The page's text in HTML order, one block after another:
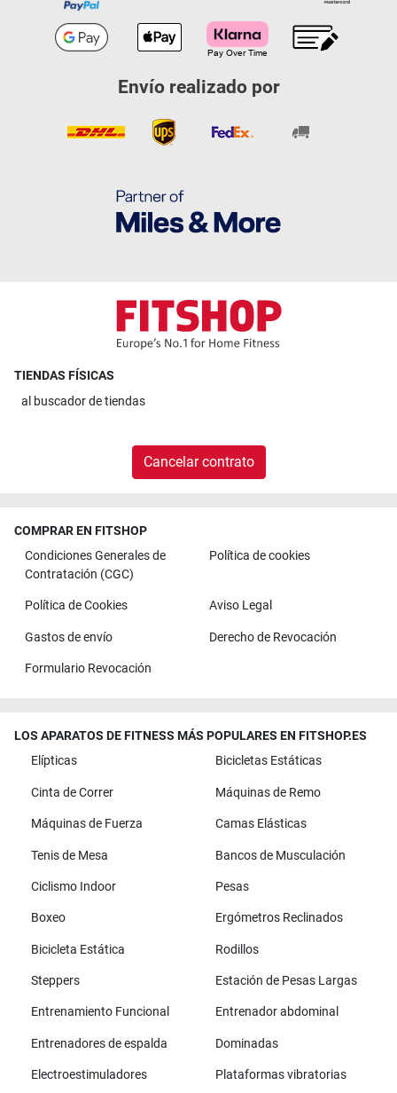
Envío realizado por
TIENDAS FÍSICAS
al buscador de tiendas
Cancelar contrato
COMPRAR EN FITSHOP
Condiciones Generales de
Contratación (CGC)
Política de cookies
Política de Cookies Aviso Legal
Gastos de envío Derecho de Revocación
Formulario Revocación
LOS APARATOS DE FITNESS MÁS POPULARES EN FITSHOP.ES
Elípticas
Bicicletas Estáticas
Cinta de Correr Máquinas de Remo
Máquinas de Fuerza Camas Elásticas
Tenis de Mesa Bancos de Musculación
Ciclismo Indoor Pesas
Boxeo Ergómetros Reclinados
Bicicleta Estática Rodillos
Steppers Estación de Pesas Largas
Entrenamiento Funcional Entrenador abdominal
Entrenadores de espalda Dominadas
Electroestimuladores Plataformas vibratorias